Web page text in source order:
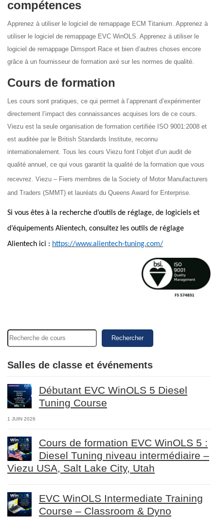
compétences
Apprenez à utiliser le logiciel de remappage ECM Titanium. Apprenez à
utiliser le logiciel de remappage EVC WinOLS. Apprenez à utiliser le
logiciel de remappage Dimsport Race et bien d’autres choses encore
grâce à un fournisseur de formation axé sur les normes de qualité.
Cours de formation
Les cours sont pratiques, ce qui permet à l’apprenant d’expérimenter
directement l’impact des connaissances acquises lors de ce cours.
Viezu est la seule organisation de formation certifiée ISO 9001:2008 et
est auditée par le British Standards Institute, reconnu
internationalement. Tous les cours Viezu font l’objet d’un audit de
qualité annuel, ce qui vous garantit la qualité de la formation que vous
recevrez. Viezu – Fiers membres de la Society of Motor Manufacturers
and Traders (SMMT) et lauréats du Queens Award for Enterprise.
Si vous êtes à la recherche d’outils de réglage, de logiciels et
d’équipements Alientech, consultez les outils de réglage
Alientech ici : https://www.alientech-tuning.com/
Rechercher
Salles de classe et événements
Débutant EVC WinOLS 5 Diesel
Tuning Course
1 JUIN 2026
Cours de formation EVC WinOLS 5 :
Diesel Tuning niveau intermédiaire –
Viezu USA, Salt Lake City, Utah
EVC WinOLS Intermediate Training
Course – Classroom & Dyno